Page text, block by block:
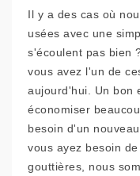
Il y a des cas où
usées avec une
s'écoulent pas bien
vous avez l'un de
aujourd'hui. Un bon
économiser
besoin d'un
vous ayez besoin
gouttières, nous